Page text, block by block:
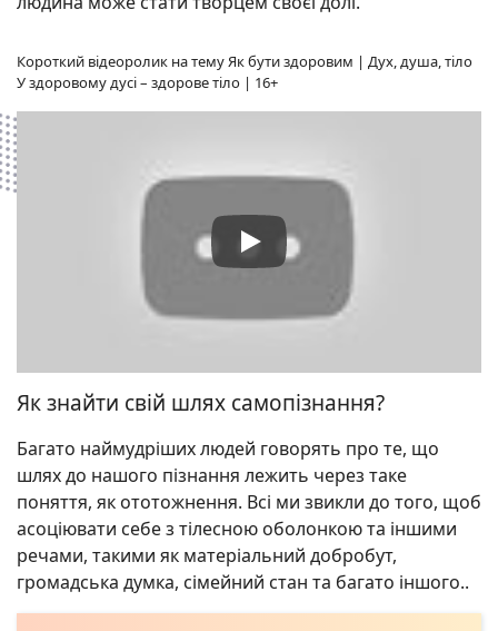
Короткий відеоролик на тему Як бути здоровим | Дух, душа, тіло
У здоровому дусі – здорове тіло | 16+
Як знайти свій шлях самопізнання?
Багато наймудріших людей говорять про те, що
шлях до нашого пізнання лежить через таке
поняття, як ототожнення. Всі ми звикли до того, щоб
асоціювати себе з тілесною оболонкою та іншими
речами, такими як матеріальний добробут,
громадська думка, сімейний стан та багато іншого..